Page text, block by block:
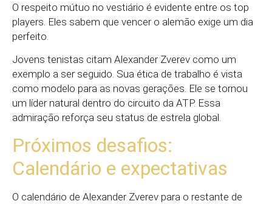
O respeito mútuo no vestiário é evidente entre os top
players. Eles sabem que vencer o alemão exige um dia
perfeito.
Jovens tenistas citam Alexander Zverev como um
exemplo a ser seguido. Sua ética de trabalho é vista
como modelo para as novas gerações. Ele se tornou
um líder natural dentro do circuito da ATP. Essa
admiração reforça seu status de estrela global.
Próximos desafios:
Calendário e expectativas
O calendário de Alexander Zverev para o restante de